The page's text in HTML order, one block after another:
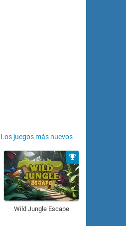
Los juegos más nuevos
Wild Jungle Escape